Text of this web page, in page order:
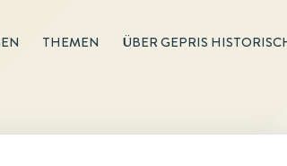
THEMEN ÜBER GEPRIS